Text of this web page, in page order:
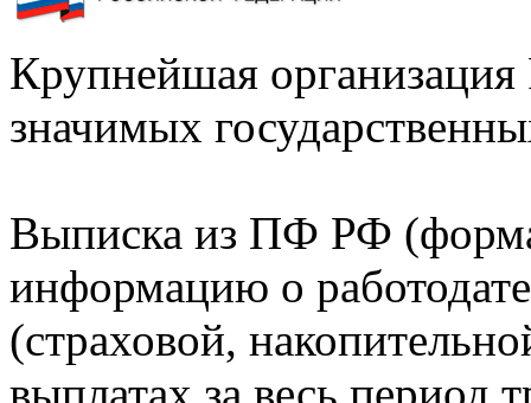
Крупнейшая
значимых
Выписка из ПФ РФ
информацию о
(страховой,
выплатах за весь период